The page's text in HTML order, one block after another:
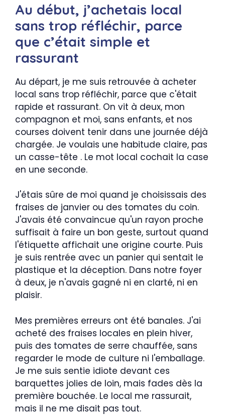
Au début, j’achetais local
sans trop réfléchir, parce
que c’était simple et
rassurant
Au départ, je me suis retrouvée à acheter
local sans trop réfléchir, parce que c'était
rapide et rassurant. On vit à deux, mon
compagnon et moi, sans enfants, et nos
courses doivent tenir dans une journée déjà
chargée. Je voulais une habitude claire, pas
un casse-tête . Le mot local cochait la case
en une seconde.
J'étais sûre de moi quand je choisissais des
fraises de janvier ou des tomates du coin.
J'avais été convaincue qu'un rayon proche
suffisait à faire un bon geste, surtout quand
l'étiquette affichait une origine courte. Puis
je suis rentrée avec un panier qui sentait le
plastique et la déception. Dans notre foyer
à deux, je n'avais gagné ni en clarté, ni en
plaisir.
Mes premières erreurs ont été banales. J'ai
acheté des fraises locales en plein hiver,
puis des tomates de serre chauffée, sans
regarder le mode de culture ni l'emballage.
Je me suis sentie idiote devant ces
barquettes jolies de loin, mais fades dès la
première bouchée. Le local me rassurait,
mais il ne me disait pas tout.